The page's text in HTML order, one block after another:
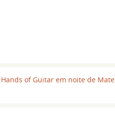
Hands of Guitar em noite de Mate